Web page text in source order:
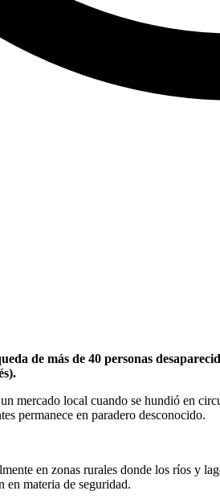
de más de 40 personas
mercado local cuando se hundió en
permanece en paradero desconocido.
en zonas rurales donde los ríos y
en materia de seguridad.